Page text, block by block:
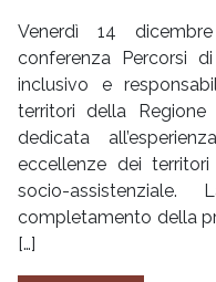
Venerdì 14
conferenza Percorsi
inclusivo e
territori della Regione
dedicata
eccellenze dei
socio-
completamento della
[…]